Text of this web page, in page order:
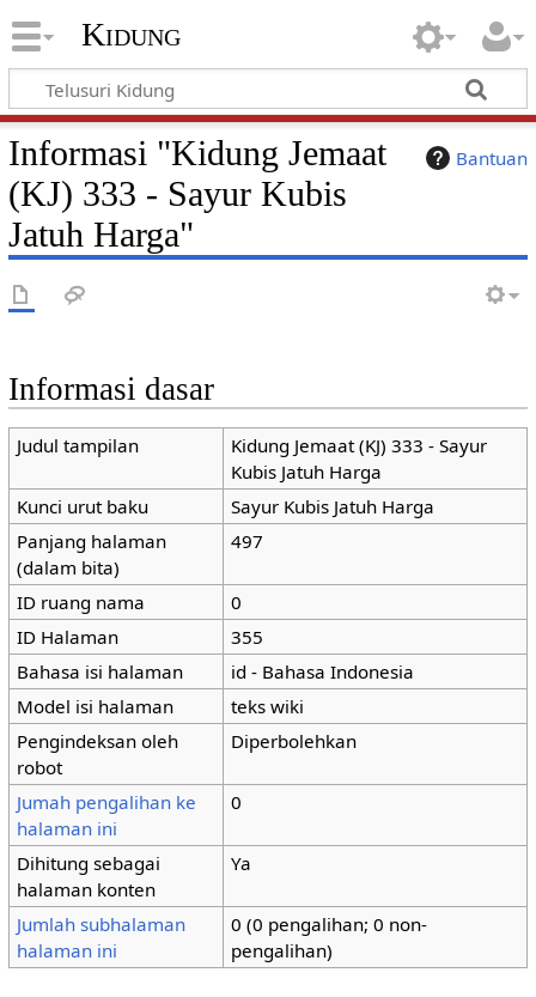
Kidung
Bantuan
Informasi "Kidung Jemaat
(KJ) 333 - Sayur Kubis
Jatuh Harga"
Informasi dasar
Judul tampilan
Kidung Jemaat (KJ) 333 - Sayur
Kubis Jatuh Harga
Kunci urut baku
Sayur Kubis Jatuh Harga
Panjang halaman
(dalam bita)
497
ID ruang nama
0
ID Halaman
355
Bahasa isi halaman
id - Bahasa Indonesia
Model isi halaman
teks wiki
Pengindeksan oleh
robot
Diperbolehkan
Jumah pengalihan ke
halaman ini
0
Dihitung sebagai
halaman konten
Ya
Jumlah subhalaman
halaman ini
0 (0 pengalihan; 0 non-
pengalihan)